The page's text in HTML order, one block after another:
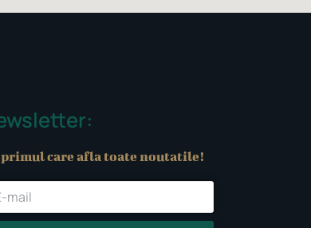
care afla toate noutatile!